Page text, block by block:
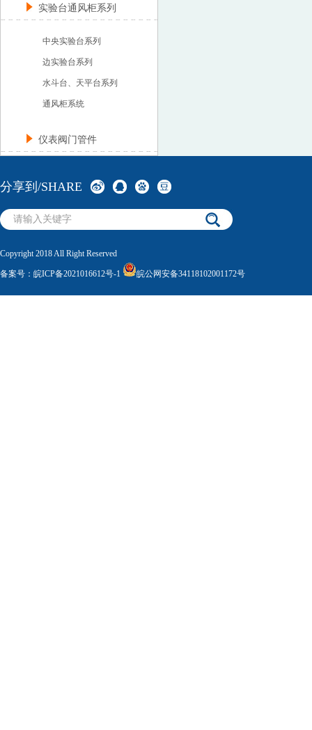
实验台通风柜系列
中央实验台系列
边实验台系列
水斗台、天平台系列
通风柜系统
仪表阀门管件
分享到/SHARE
Copyright 2018 All Right Reserved
备案号： 皖ICP备2021016612号-1 皖公网安备34118102001172号